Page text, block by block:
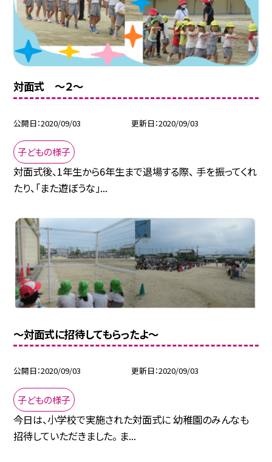
対面式 〜２〜
公開日 2020/09/03 更新日 2020/09/03
子どもの様子
対面式後、1年生から6年生まで退場する際、 手を振ってくれ
たり、「また遊ぼうな」...
〜対面式に招待してもらったよ〜
公開日 2020/09/03 更新日 2020/09/03
子どもの様子
今日は、小学校で実施された対面式に 幼稚園のみんなも
招待していただきました。 ま...